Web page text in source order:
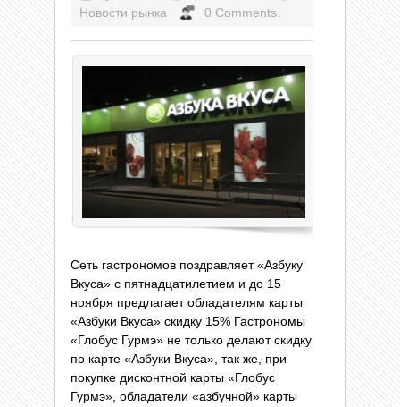
Новости рынка
0 Comments.
Сеть гастрономов поздравляет «Азбуку
Вкуса» с пятнадцатилетием и до 15
ноября предлагает обладателям карты
«Азбуки Вкуса» скидку 15% Гастрономы
«Глобус Гурмэ» не только делают скидку
по карте «Азбуки Вкуса», так же, при
покупке дисконтной карты «Глобус
Гурмэ», обладатели «азбучной» карты